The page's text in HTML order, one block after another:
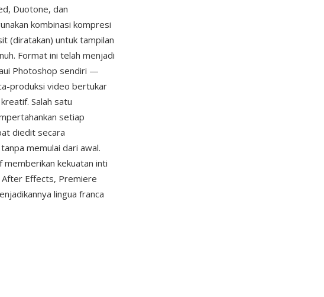
Duotone, dan
kombinasi kompresi
(diratakan) untuk tampilan
Format ini telah menjadi
Photoshop sendiri —
produksi video bertukar
Salah satu
setiap
diedit secara
memulai dari awal.
kekuatan inti
Effects, Premiere
lingua franca